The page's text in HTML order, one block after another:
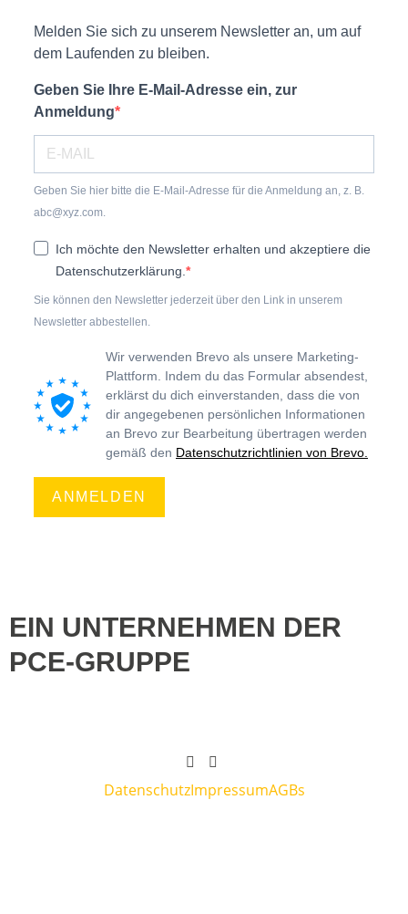
Melden Sie sich zu unserem Newsletter an, um auf
dem Laufenden zu bleiben.
Geben Sie Ihre E-Mail-Adresse ein, zur
Anmeldung
Geben Sie hier bitte die E-Mail-Adresse für die Anmeldung an, z. B.
abc@xyz.com.
Ich möchte den Newsletter erhalten und akzeptiere die
Datenschutzerklärung.
Sie können den Newsletter jederzeit über den Link in unserem
Newsletter abbestellen.
Wir verwenden Brevo als unsere Marketing-
Plattform. Indem du das Formular absendest,
erklärst du dich einverstanden, dass die von
dir angegebenen persönlichen Informationen
an Brevo zur Bearbeitung übertragen werden
gemäß den Datenschutzrichtlinien von Brevo.
ANMELDEN
EIN UNTERNEHMEN DER
PCE-GRUPPE
DatenschutzImpressumAGBs